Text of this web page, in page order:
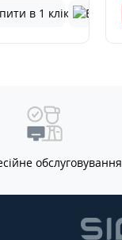
обслуговування